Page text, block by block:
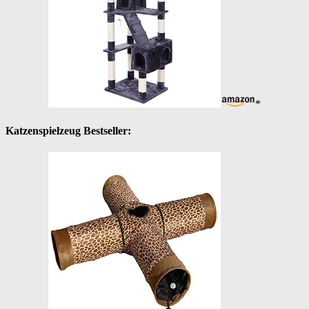
*
Katzenspielzeug Bestseller: